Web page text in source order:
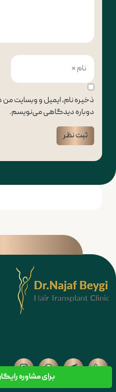
ذخیره نام، ایمیل و وبسایت من
دوباره دیدگاهی می‌نویسم.
برای مشاوره